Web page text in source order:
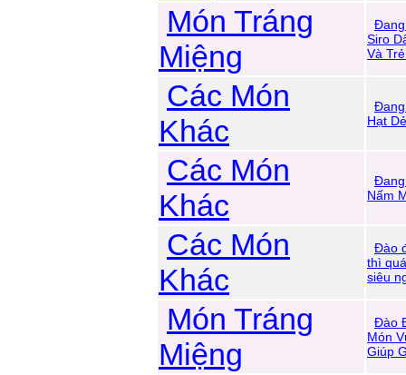
Món Tráng
Miệng
Siro
Và
Các Món
Khác
Hạt
Các Món
Khác
Nấm
Các Món
Khác
Đào
thì
siêu
Món Tráng
Miệng
Đào
Món
Giúp